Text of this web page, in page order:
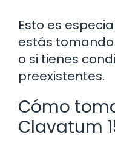
Esto es
estás
o si tienes
preexistentes.
Cómo
Clavatum